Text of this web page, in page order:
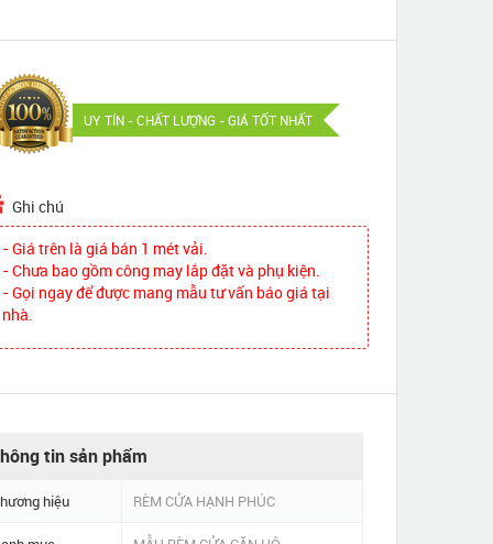
UY TÍN - CHẤT LƯỢNG - GIÁ TỐT NHẤT
Ghi chú
- Giá trên là giá bán 1 mét vải.
- Chưa bao gồm công may lắp đặt và phụ kiện.
- Gọi ngay để được mang mẫu tư vấn báo giá tại
nhà.
tin sản phẩm
hiệu RÈM CỬA HẠNH PHÚC